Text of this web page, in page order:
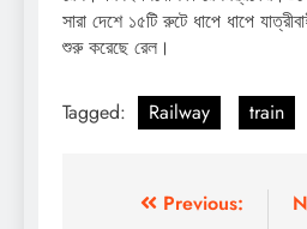
সারা দেশে ১৫টি রুটে ধাপে ধাপে
শুরু করেছে রেল।
Tagged: Railway train
Previous: